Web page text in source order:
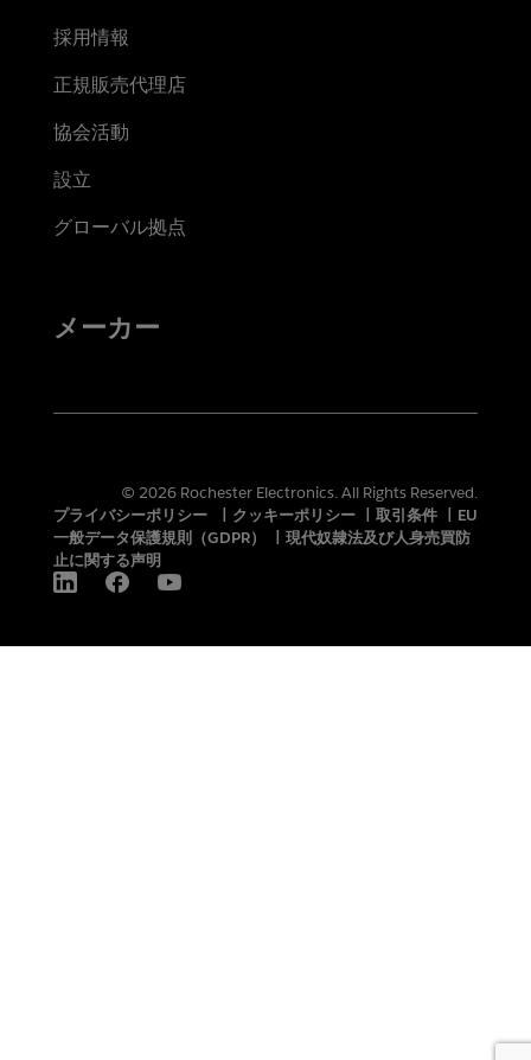
採用情報
正規販売代理店
協会活動
設立
グローバル拠点
メーカー
© 2026 Rochester Electronics. All Rights Reserved.
プライバシーポリシー
クッキーポリシー 取引条件
EU
一般データ保護規則（GDPR）
現代奴隷法及び人身売買防
止に関する声明